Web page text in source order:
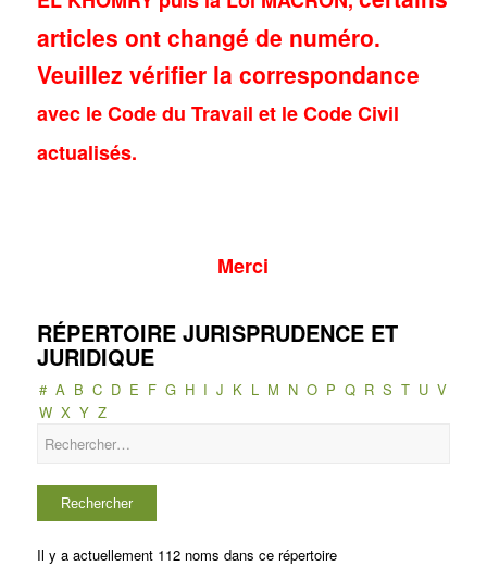
articles ont changé de numéro.
Veuillez vérifier la correspondance
avec le Code du Travail et le Code Civil
actualisés.
Merci
RÉPERTOIRE JURISPRUDENCE ET
JURIDIQUE
# A B C D E F G H I J K L M N O P Q R S T U V
W X Y Z
Il y a actuellement 112 noms dans ce répertoire